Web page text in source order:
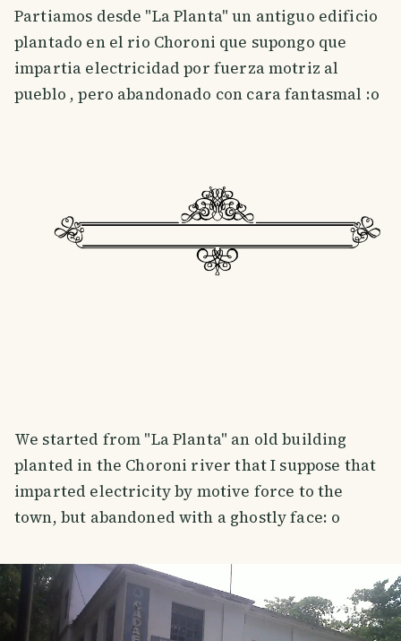
Partiamos desde "La Planta" un antiguo edificio
plantado en el rio Choroni que supongo que
impartia electricidad por fuerza motriz al
pueblo , pero abandonado con cara fantasmal :o
We started from "La Planta" an old building
planted in the Choroni river that I suppose that
imparted electricity by motive force to the
town, but abandoned with a ghostly face: o